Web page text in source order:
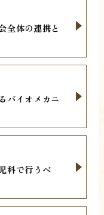
全体の連携と
バイオメカニ
科で行うべ